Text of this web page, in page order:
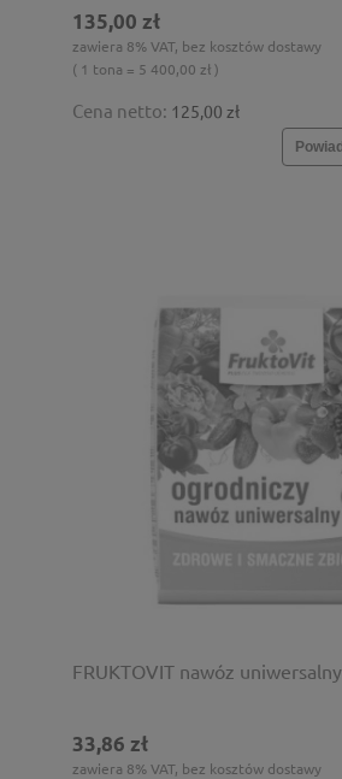
135,00 zł
zawiera 8% VAT, bez kosztów dostawy
( 1 tona = 5 400,00 zł )
Cena netto: 125,00 zł
FRUKTOVIT nawóz
33,86 zł
zawiera 8% VAT, bez kosztów dostawy